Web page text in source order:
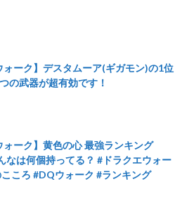
ォーク】デスタムーア(ギガモン)の1位
の武器が超有効です！
ォーク】黄色の心 最強ランキング
なは何個持ってる？ #ドラクエウォー
ころ #DQウォーク #ランキング